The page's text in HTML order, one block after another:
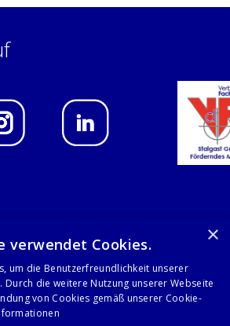
×
verwendet Cookies.
um die Benutzerfreundlichkeit unserer
Durch die weitere Nutzung unserer Webseite
von Cookies gemäß unserer Cookie-